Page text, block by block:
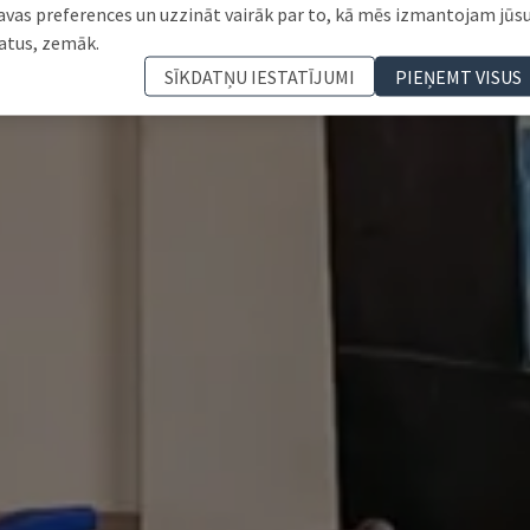
preferences un uzzināt vairāk par to, kā mēs izmantojam
zemāk.
SĪKDATŅU IESTATĪJUMI
PIEŅEMT VISUS